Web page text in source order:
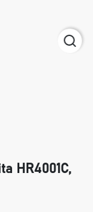
HR4001C,